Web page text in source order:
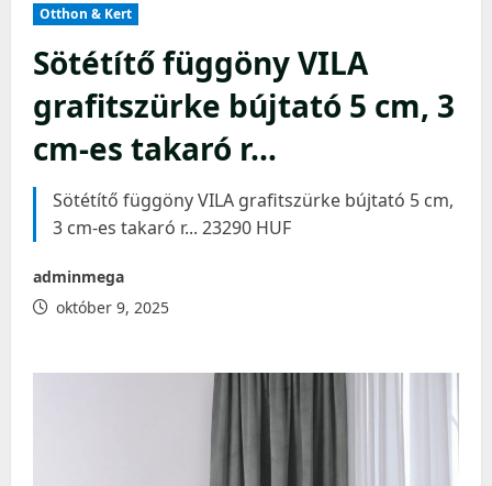
Otthon & Kert
Sötétítő függöny VILA
grafitszürke bújtató 5 cm, 3
cm-es takaró r…
Sötétítő függöny VILA grafitszürke bújtató 5 cm,
3 cm-es takaró r... 23290 HUF
adminmega
október 9, 2025